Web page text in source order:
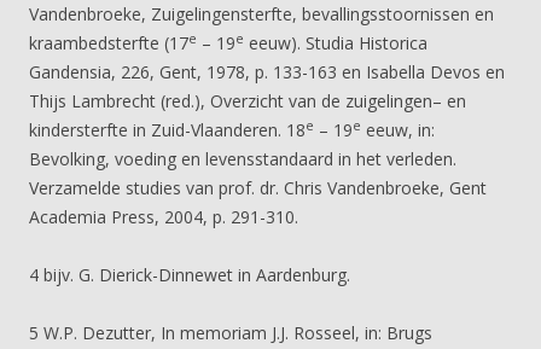
Vandenbroeke, Zuigelingensterfte, bevallingsstoornissen en
kraambedsterfte (17e – 19e eeuw). Studia Historica
Gandensia, 226, Gent, 1978, p. 133-163 en Isabella Devos en
Thijs Lambrecht (red.), Overzicht van de zuigelingen– en
kindersterfte in Zuid-Vlaanderen. 18e – 19e eeuw, in:
Bevolking, voeding en levensstandaard in het verleden.
Verzamelde studies van prof. dr. Chris Vandenbroeke, Gent
Academia Press, 2004, p. 291-310.
4 bijv. G. Dierick-Dinnewet in Aardenburg.
5 W.P. Dezutter, In memoriam J.J. Rosseel, in: Brugs